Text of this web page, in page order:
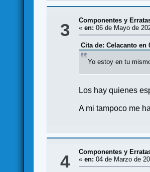
3 Componentes y
«en: 06 de Mayo de
Cita de: Celacanto en
Yo estoy en tu
Los hay quienes
A mi tampoco me
4 Componentes y
«en: 04 de Marzo de